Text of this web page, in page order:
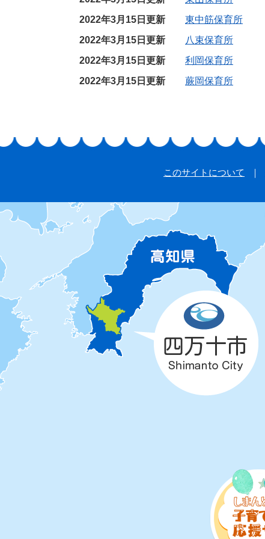
2022年3月15日更新
東中筋保育所
2022年3月15日更新
八束保育所
2022年3月15日更新
利岡保育所
2022年3月15日更新
蕨岡保育所
このサイトについて